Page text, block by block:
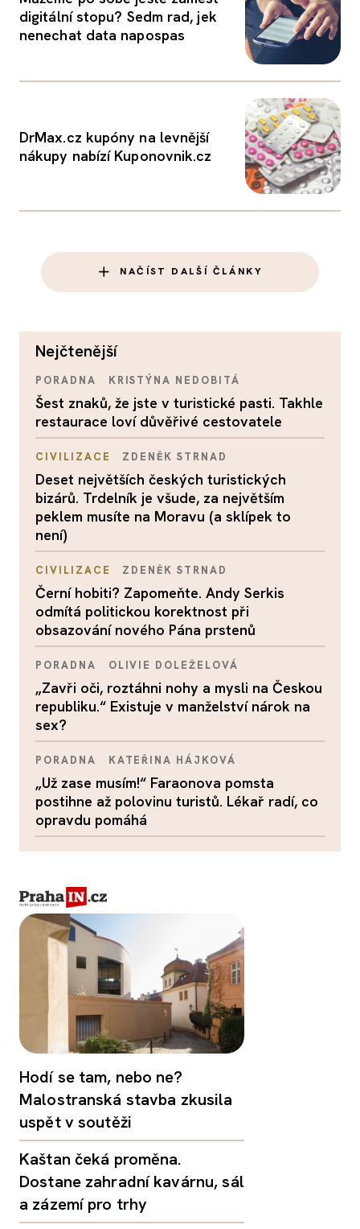
digitální stopu? Sedm rad, jek
nenechat data napospas
DrMax.cz kupóny na levnější
nákupy nabízí Kuponovnik.cz
NAČÍST DALŠÍ ČLÁNKY
nejčtenější
PORADNA KRISTÝNA NEDOBITÁ
Šest znaků, že jste v turistické pasti. Takhle
restaurace loví důvěřivé cestovatele
CIVILIZACE ZDENĚK STRNAD
Deset největších českých turistických
bizárů. Trdelník je všude, za největším
peklem musíte na Moravu (a sklípek to
není)
CIVILIZACE ZDENĚK STRNAD
Černí hobiti? Zapomeňte. Andy Serkis
odmítá politickou korektnost při
obsazování nového Pána prstenů
PORADNA OLIVIE DOLEŽELOVÁ
„Zavři oči, roztáhni nohy a mysli na Českou
republiku.“ Existuje v manželství nárok na
sex?
PORADNA KATEŘINA HÁJKOVÁ
„Už zase musím!“ Faraonova pomsta
postihne až polovinu turistů. Lékař radí, co
opravdu pomáhá
Hodí se tam, nebo ne?
Malostranská stavba zkusila
uspět v soutěži
Kaštan čeká proměna.
Dostane zahradní kavárnu, sál
a zázemí pro trhy